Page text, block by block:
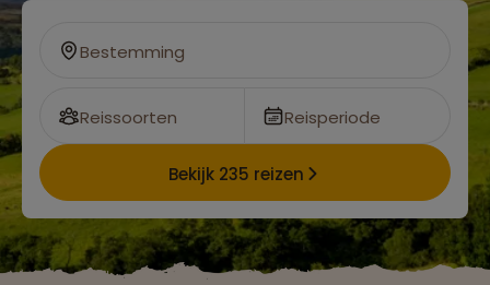
Bestemming
Reissoorten Reisperiode
Bekijk 235 reizen